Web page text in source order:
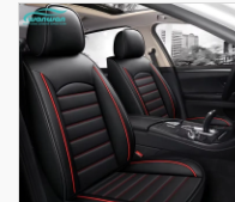
Bilseteovertrekk
Fabrikk Direkte
Amazon Bestselger